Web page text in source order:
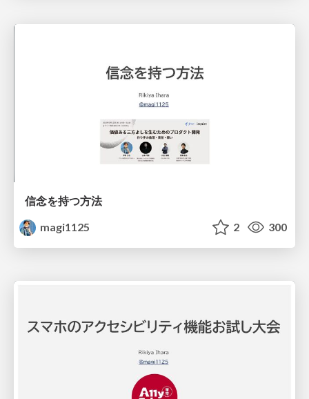
信念を持つ方法
magi1125
2 300